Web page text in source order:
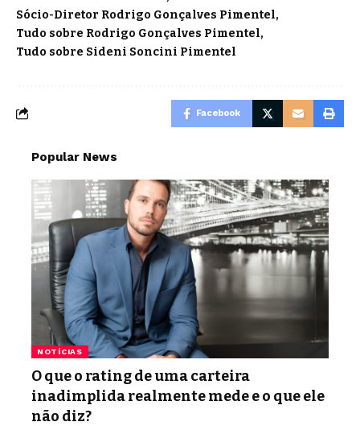
Sócio-Diretor Rodrigo Gonçalves Pimentel
Tudo sobre Rodrigo Gonçalves Pimentel
Tudo sobre Sideni Soncini Pimentel
Facebook
Popular News
NOTÍCIAS
O que o rating de uma carteira
inadimplida realmente mede e o que ele
não diz?